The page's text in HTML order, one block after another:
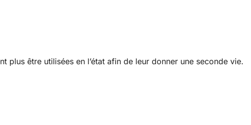
être utilisées en l’état afin de leur donner une seconde vie.